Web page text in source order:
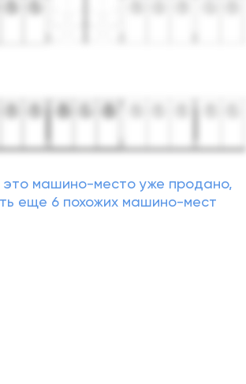
это машино-место уже продано,
еще 6 похожих машино-мест